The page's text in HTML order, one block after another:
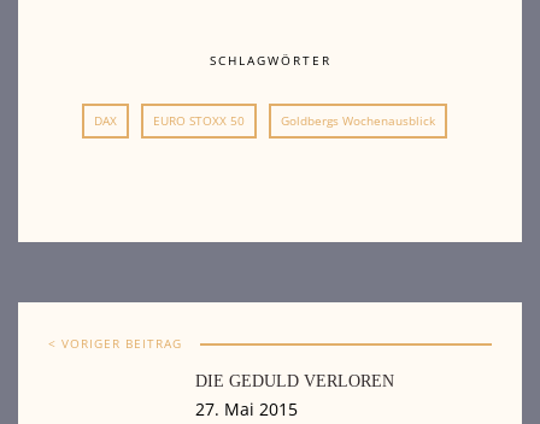
SCHLAGWÖRTER
DAX EURO STOXX 50 Goldbergs Wochenausblick
< VORIGER BEITRAG
DIE GEDULD VERLOREN
27. Mai 2015